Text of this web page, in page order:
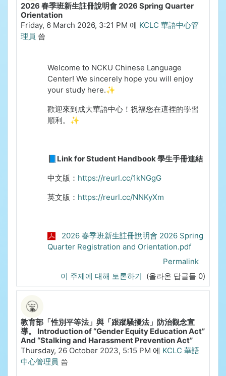
2026 春季班新生註冊說明會 2026 Spring Quarter
Orientation
Friday, 6 March 2026, 3:21 PM 에 KCLC 華語中心管
理員 씀
Welcome to NCKU Chinese Language
Center! We sincerely hope you will enjoy
your study here.✨
歡迎來到成大華語中心！祝福您在這裡的學習
順利。✨
📘Link for Student Handbook 學生手冊連結
中文版： https://reurl.cc/1kNGgG
英文版： https://reurl.cc/NNKyXm
2026 春季班新生註冊說明會 2026 Spring
Quarter Registration and Orientation.pdf
Permalink
이 주제에 대해 토론하기 (올라온 답글들 0)
教育部「性別平等法」與「跟蹤騷擾法」防治觀念宣
導。 Introduction of “Gender Equity Education Act”
And “Stalking and Harassment Prevention Act”
Thursday, 26 October 2023, 5:15 PM 에 KCLC 華語
中心管理員 씀